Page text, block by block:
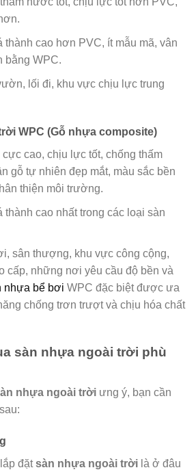
thành cao hơn PVC, ít mẫu mã, vân
bằng WPC.
lối đi, khu vực chịu lực trung
WPC (Gỗ nhựa composite)
cao, chịu lực tốt, chống thấm
gỗ tự nhiên đẹp mắt, màu sắc bền
thiện môi trường.
thành cao nhất trong các loại sàn
sân thượng, khu vực công cộng,
cấp, những nơi yêu cầu độ bền và
nhựa bể bơi WPC đặc biệt được ưa
chống trơn trượt và chịu hóa chất
sàn nhựa ngoài trời phù
nhựa ngoài trời ưng ý, bạn cần
đặtsàn nhựa ngoài trời là ở đâu